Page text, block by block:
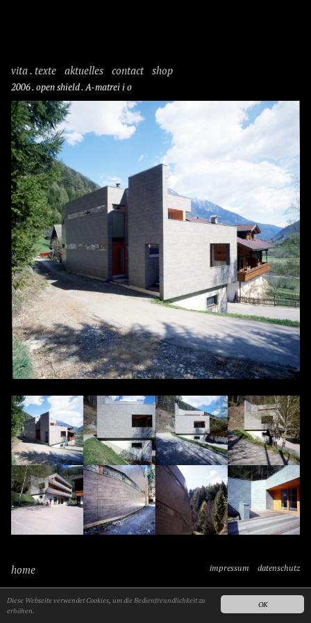
OK
Diese Webseite verwendet Cookies, um die Bedienfreundlichkeit zu
erhöhen.
vita . texte aktuelles contact shop
2006 . open shield . A-matrei i o
home impressum datenschutz